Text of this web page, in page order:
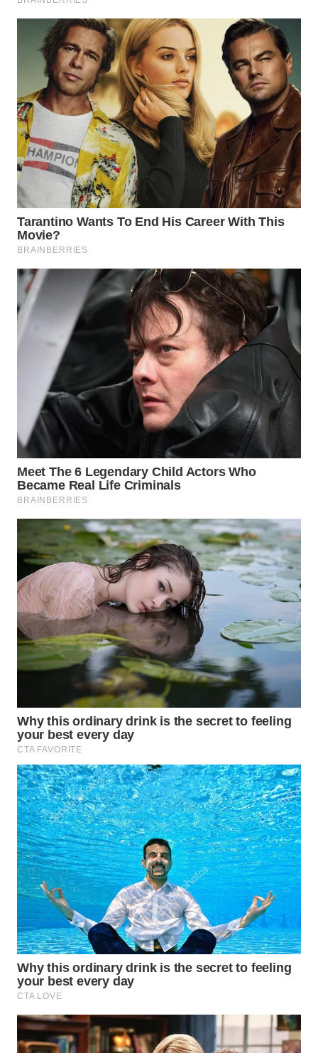
WN
SUBANG
WN
SUKABUMI
WN
PURWAKARTA
WN
PRIANGAN
WN
SEMARANG
WN
SOLO
BOROBUDUR
WN
MADURA
WN
SURABAYA
WN
NATUNA
WN
BINTAN
WN
MANDALIKA
WN
LIKUPANG
LABUANBAJO
WN
BORNEO
Wahana
Media
Group
WAHANA
NEWS
WAHANA
TANI
WAHANA
ADVOKAT
WAHANA
INFRASTRUKTUR